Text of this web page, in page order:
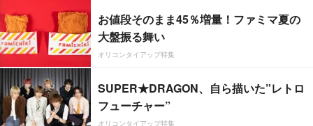
お値段そのまま45％増量！ファミマ夏の
大盤振る舞い
オリコンタイアップ特集
SUPER★DRAGON、自ら描いた”レトロ
フューチャー”
オリコンタイアップ特集